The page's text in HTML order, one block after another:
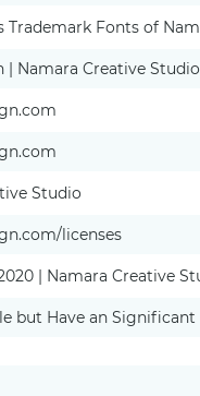
Trademark Fonts of
| Namara Creative Studio
Studio
licenses
| Namara Creative
but Have an Significant